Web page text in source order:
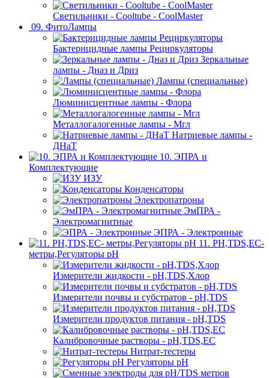
Светильники - Cooltube - CoolMaster
09. ФитоЛампы
Бактерицидные лампы Рециркуляторы
Зеркальные
лампы - Дназ и Дриз
Лампы (специальные)
Люминисцентные лампы - Флора
Металлогалогенные лампы - Мгл
Натриевые лампы -
ДНаТ
10. ЭПРА и
Комплектующие
ИЗУ
Конденсаторы
Электропатроны
ЭмПРА -
Электромагнитные
ЭПРА - Электронные
11. PH,TDS,EC-
метры,Регуляторы pН
Измерители жидкости - pH,TDS,Хлор
Измерители почвы и субстратов - pH,TDS
Измерители продуктов питания - pH,TDS
Калибровочные растворы - pH,TDS,EC
Нитрат-тестеры
Регуляторы pН